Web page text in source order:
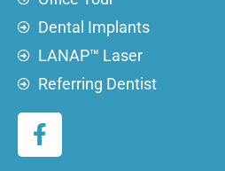
Dental Implants
LANAP™ Laser
Referring Dentist